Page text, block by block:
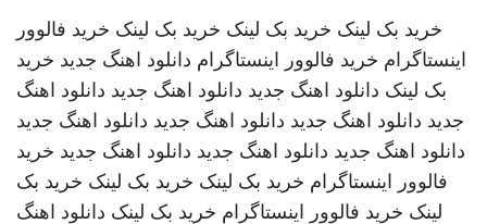
خرید بک لینک خرید بک لینک خرید بک لینک خرید فالوور
اینستاگرام خرید فالوور اینستاگرام دانلود اهنگ جدید خرید
بک لینک دانلود اهنگ جدید دانلود اهنگ جدید دانلود اهنگ
جدید دانلود اهنگ جدید دانلود اهنگ جدید دانلود اهنگ جدید
دانلود اهنگ جدید دانلود اهنگ جدید دانلود اهنگ جدید خرید
فالوور اینستاگرام خرید بک لینک خرید بک لینک خرید بک
لینک خرید فالوور اینستاگرام خرید بک لینک دانلود اهنگ